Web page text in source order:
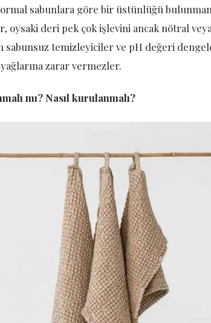
sabunlara göre bir üstünlüğü
oysaki deri pek çok işlevini ancak nötral
sabunsuz temizleyiciler ve pH değeri
zarar vermezler.
mı? Nasıl kurulanmalı?